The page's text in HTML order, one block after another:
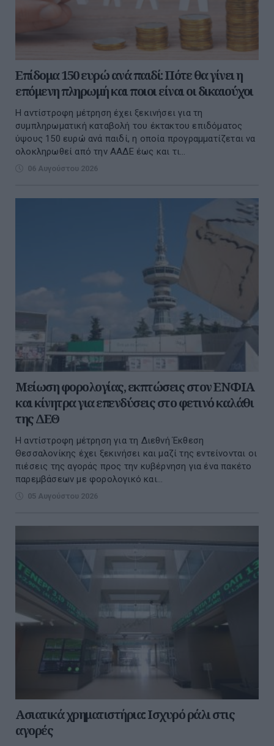
Επίδομα 150 ευρώ ανά παιδί: Πότε θα γίνει η
επόμενη πληρωμή και ποιοι είναι οι δικαιούχοι
Η αντίστροφη μέτρηση έχει ξεκινήσει για τη
συμπληρωματική καταβολή του έκτακτου επιδόματος
ύψους 150 ευρώ ανά παιδί, η οποία προγραμματίζεται να
ολοκληρωθεί από την ΑΑΔΕ έως και τι...
06 Αυγούστου 2026
Μείωση φορολογίας, εκπτώσεις στον ΕΝΦΙΑ
και κίνητρα για επενδύσεις στο φετινό καλάθι
της ΔΕΘ
Η αντίστροφη μέτρηση για τη Διεθνή Έκθεση
Θεσσαλονίκης έχει ξεκινήσει και μαζί της εντείνονται οι
πιέσεις της αγοράς προς την κυβέρνηση για ένα πακέτο
παρεμβάσεων με φορολογικό και...
05 Αυγούστου 2026
Ασιατικά χρηματιστήρια: Ισχυρό ράλι στις
αγορές